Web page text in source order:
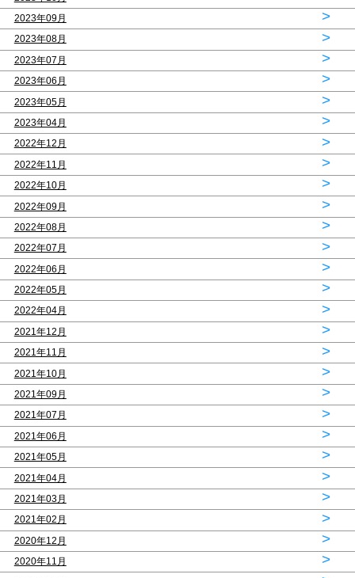
2023年09月 >
2023年08月 >
2023年07月 >
2023年06月 >
2023年05月 >
2023年04月 >
2022年12月 >
2022年11月 >
2022年10月 >
2022年09月 >
2022年08月 >
2022年07月 >
2022年06月 >
2022年05月 >
2022年04月 >
2021年12月 >
2021年11月 >
2021年10月 >
2021年09月 >
2021年07月 >
2021年06月 >
2021年05月 >
2021年04月 >
2021年03月 >
2021年02月 >
2020年12月 >
2020年11月 >